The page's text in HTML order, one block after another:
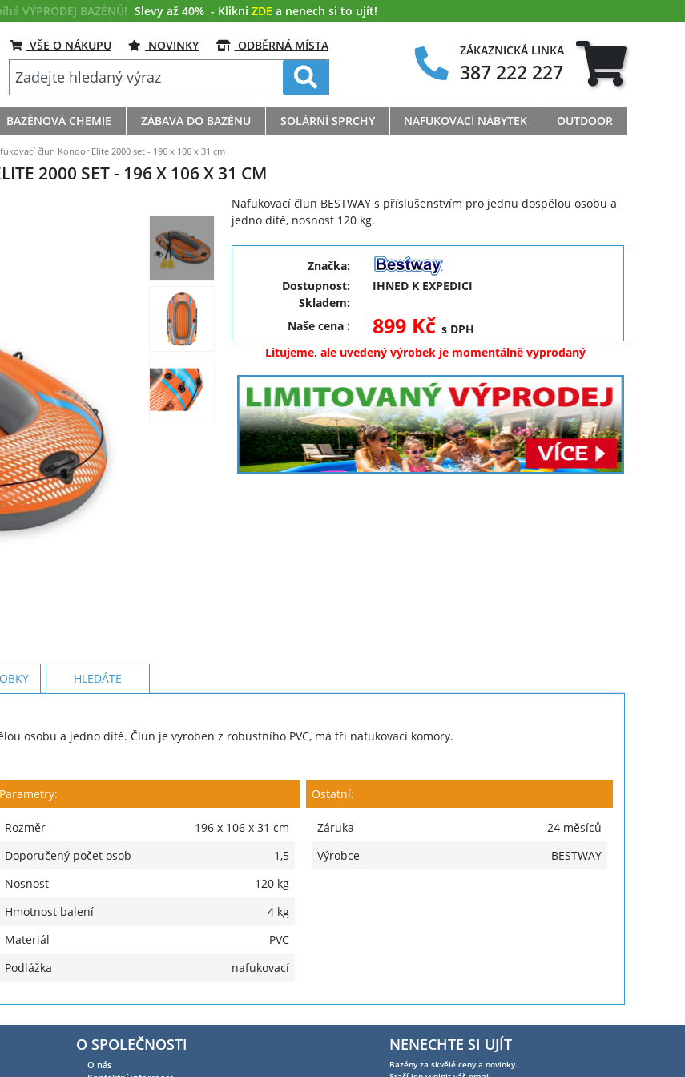
VÝPRODEJ BAZÉNŮ! Slevy až 40% - Klikni ZDE a nenech si to ujít!
VŠE O NÁKUPU NOVINKY ODBĚRNÁ MÍSTA ZÁKAZNICKÁ LINKA
387 222 227
BAZÉNOVÁ CHEMIE ZÁBAVA DO BAZÉNU SOLÁRNÍ SPRCHY NAFUKOVACÍ NÁBYTEK OUTDOOR
člun Kondor Elite 2000 set - 196 x 106 x 31 cm
2000 SET - 196 X 106 X 31 CM
Nafukovací člun BESTWAY s příslušenstvím pro jednu dospělou osobu a
jedno dítě, nosnost 120 kg.
Značka:
Dostupnost:
IHNED K EXPEDICI
Skladem:
Naše cena: 899 Kčs DPH
Litujeme, ale uvedený výrobek je momentálně vyprodaný
HLEDÁTE
osobu a jedno dítě. Člun je vyroben z robustního PVC, má tři nafukovací komory.
Parametry:
Rozměr
196 x 106 x 31 cm
Doporučený počet osob
1,5
Nosnost
120 kg
Hmotnost balení
4 kg
Materiál
PVC
Podlážka
nafukovací
Ostatní:
Záruka
24 měsíců
Výrobce
BESTWAY
O SPOLEČNOSTI
O nás
NENECHTE SI UJÍT
Bazény za skvělé ceny a novinky.